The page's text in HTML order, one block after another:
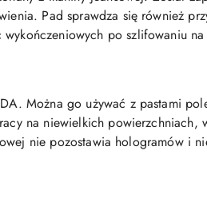
Pad sprawdza się również
po szlifowaniu na
Można go używać z pastami
na niewielkich powierzchniach,
nie pozostawia hologramów i